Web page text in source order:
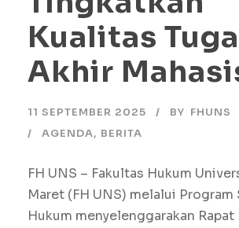
Kualitas
Akhir
11 SEPTEMBER 2025 BY FHUNS
AGENDA, BERITA
FH UNS – Fakultas Hukum
Maret (FH UNS) melalui Program
Hukum menyelenggarakan